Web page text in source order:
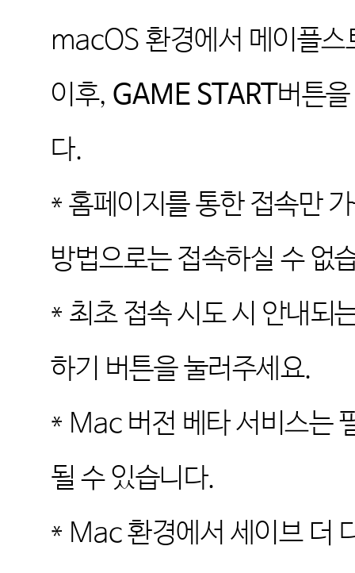
macOS환경에서 메이플
이후, GAME START버튼
다.
*홈페이지를 통한 접속만
방법으로는 접속하실 수 없
* 최초 접속 시도 시 안내되
하기 버튼을 눌러주세요.
* Mac 버전 베타 서비스는
될 수 있습니다.
* Mac환경에서 세이브 더